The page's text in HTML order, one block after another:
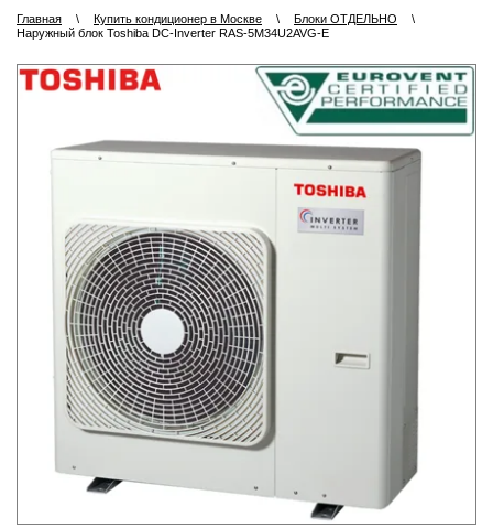
Главная \ Купить кондиционер в Москве \ Блоки ОТДЕЛЬНО
\
Наружный блок Toshiba DC-Inverter RAS-5M34U2AVG-E